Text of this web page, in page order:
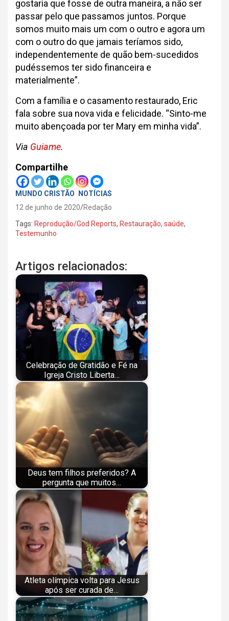
gostaria que fosse de outra maneira, a não ser
passar pelo que passamos juntos. Porque
somos muito mais um com o outro e agora um
com o outro do que jamais teríamos sido,
independentemente de quão bem-sucedidos
pudéssemos ter sido financeira e
materialmente”.
Com a família e o casamento restaurado, Eric
fala sobre sua nova vida e felicidade. “Sinto-me
muito abençoada por ter Mary em minha vida”.
Via Guiame.
Compartilhe
MUNDO CRISTÃO
NOTÍCIAS
12 de junho de 2020 Redação
Tags: Reprodução/God Reports, Restauração, saúde,
Testemunho
Artigos relacionados:
Celebração de Gratidão e Fé na
Igreja Cristo Liberta…
Deus tem filhos preferidos? A
pergunta que muitos…
Atleta olímpica volta para Jesus
após ser curada de…